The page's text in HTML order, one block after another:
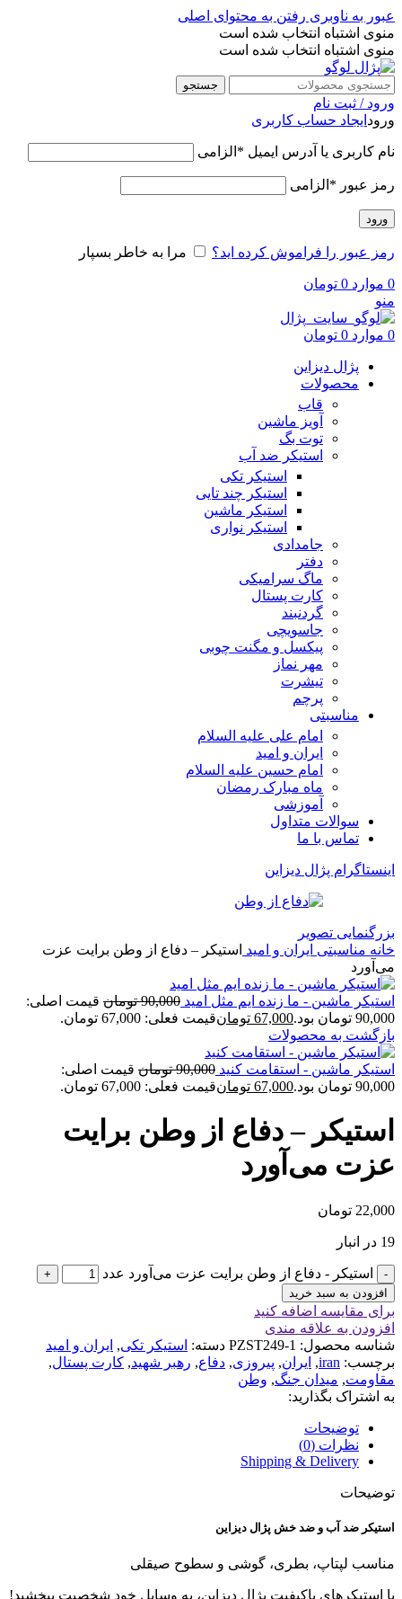
عبور به ناوبری رفتن به محتوای اصلی
منوی اشتباه انتخاب شده است
منوی اشتباه انتخاب شده است
جستجو
ورود / ثبت نام
ورود ایجاد حساب کاربری
نام کاربری یا آدرس ایمیل * الزامی
رمز عبور * الزامی
ورود
رمز عبور را فراموش کرده اید؟ مرا به خاطر بسپار
0 موارد 0 تومان
منو
0 موارد 0 تومان
پژال دیزاین
محصولات
قاب
آویز ماشین
توت بگ
استیکر ضد آب
استیکر تکی
استیکر چند تایی
استیکر ماشین
استیکر نواری
جامدادی
دفتر
ماگ سرامیکی
کارت پستال
گردنبند
جاسویچی
پیکسل و مگنت چوبی
مهر نماز
تیشرت
پرچم
مناسبتی
امام علی علیه السلام
ایران و امید
امام حسین علیه السلام
ماه مبارک رمضان
آموزشی
سوالات متداول
تماس با ما
اینستاگرام پژال دیزاین
بزرگنمایی تصویر
خانه مناسبتی ایران و امید استیکر – دفاع از وطن برایت عزت
می‌آورد
استیکر ماشین - ما زنده ایم مثل امید 90,000 تومان قیمت اصلی:
90,000 تومان بود.
67,000 تومانقیمت فعلی: 67,000 تومان.
بازگشت به محصولات
استیکر ماشین - استقامت کنید 90,000 تومان قیمت اصلی:
90,000 تومان بود.
67,000 تومانقیمت فعلی: 67,000 تومان.
استیکر – دفاع از وطن برایت
عزت می‌آورد
22,000 تومان
19 در انبار
استیکر - دفاع از وطن برایت عزت می‌آورد عدد
افزودن به سبد خرید
برای مقایسه اضافه کنید
افزودن به علاقه مندی
شناسه محصول: PZST249-1 دسته: استیکر تکی, ایران و امید
برچسب: iran
, ایران, پیروزی, دفاع, رهبر شهید, کارت پستال,
مقاومت, میدان جنگ, وطن
به اشتراک بگذارید:
توضیحات
نظرات (0)
Shipping & Delivery
توضیحات
استیکر ضد آب و ضد خش پژال دیزاین
مناسب لپتاپ، بطری، گوشی و سطوح صیقلی
با استیکرهای باکیفیت پژال دیزاین، به وسایل خود شخصیت ببخشید!